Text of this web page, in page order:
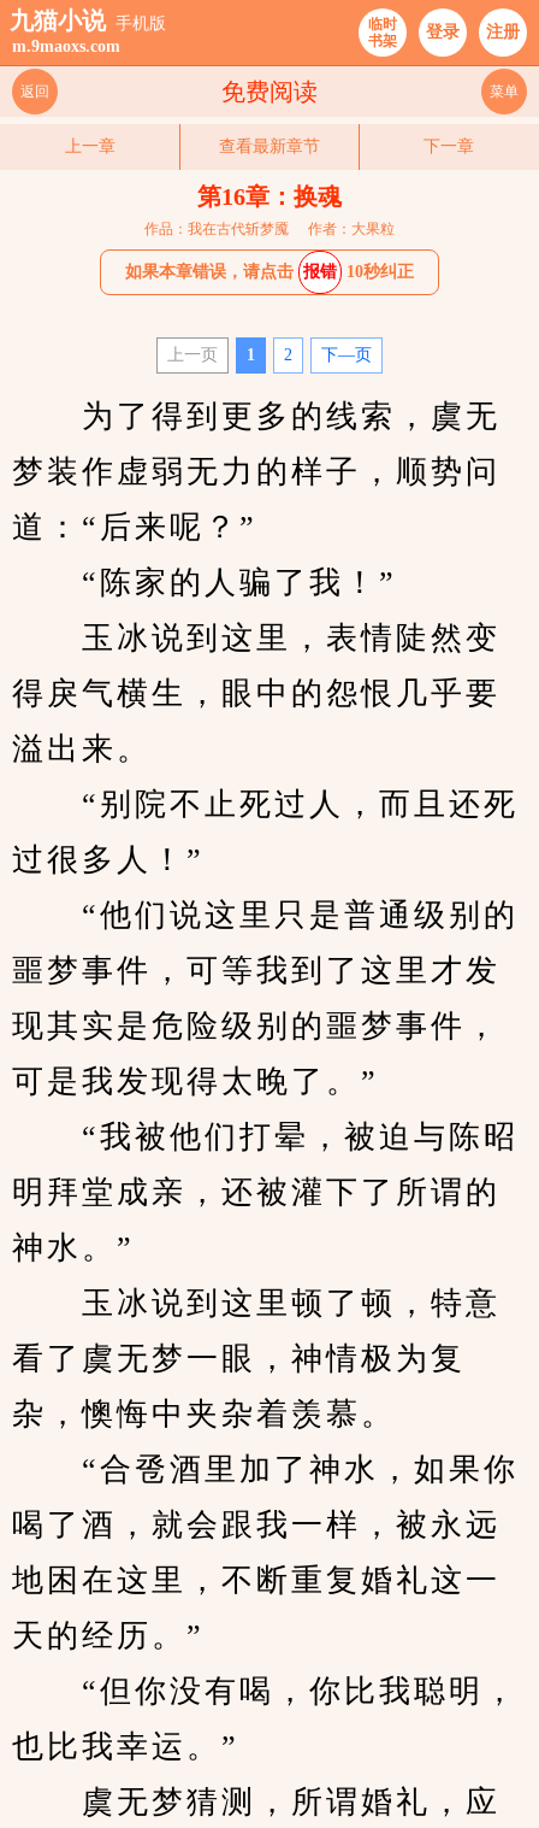
九猫小说 手机版
m.9maoxs.com
临时
书架
登录 注册
免费阅读
返回 菜单
上一章 查看最新章节 下一章
第16章：换魂
作品：我在古代斩梦魇 作者：大果粒
如果本章错误，请点击 报错 10秒纠正
上一页 1 2 下—页
为了得到更多的线索，虞无
梦装作虚弱无力的样子，顺势问
道：“后来呢？”
“陈家的人骗了我！”
玉冰说到这里，表情陡然变
得戾气横生，眼中的怨恨几乎要
溢出来。
“别院不止死过人，而且还死
过很多人！”
“他们说这里只是普通级别的
噩梦事件，可等我到了这里才发
现其实是危险级别的噩梦事件，
可是我发现得太晚了。”
“我被他们打晕，被迫与陈昭
明拜堂成亲，还被灌下了所谓的
神水。”
玉冰说到这里顿了顿，特意
看了虞无梦一眼，神情极为复
杂，懊悔中夹杂着羡慕。
“合卺酒里加了神水，如果你
喝了酒，就会跟我一样，被永远
地困在这里，不断重复婚礼这一
天的经历。”
“但你没有喝，你比我聪明，
也比我幸运。”
虞无梦猜测，所谓婚礼，应